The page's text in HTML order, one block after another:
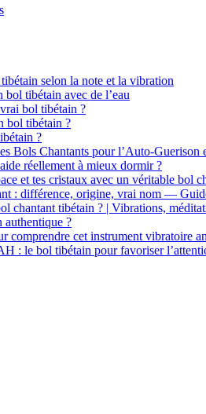
selon la note et la vibration
tibétain avec de l’eau
bol tibétain ?
bol tibétain ?
?
Bols Chantants pour l’Auto-Guerison
réellement à mieux dormir ?
et tes cristaux avec un véritable bol
: différence, origine, vrai nom —
chantant tibétain ? | Vibrations,
authentique ?
comprendre cet instrument vibratoire
: le bol tibétain pour favoriser